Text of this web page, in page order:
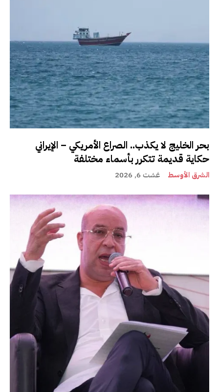
بحر الخليج لا يكذب.. الصراع الأمريكي – الإيراني
حكاية قديمة تتكرر بأسماء مختلفة
الشرق الأوسط غشت 6, 2026